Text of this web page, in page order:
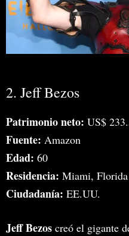
2. Jeff Bezos
Patrimonio neto: US$
Fuente: Amazon
Edad: 60
Residencia: Miami, Florida
Ciudadanía: EE.UU.
Jeff Bezos creó el gigante